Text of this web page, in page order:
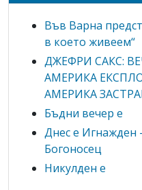
Във Варна
в което живеем“
ДЖЕФРИ САКС:
АМЕРИКА
АМЕРИКА
Бъдни вечер е
Днес е Игнажден
Богоносец
Никулден е